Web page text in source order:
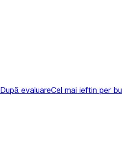
După evaluareCel mai ieftin per